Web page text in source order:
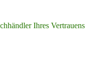
Ihres Vertrauens